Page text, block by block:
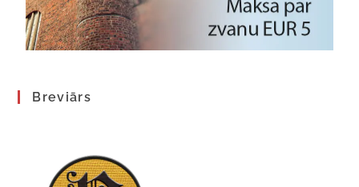
Breviārs